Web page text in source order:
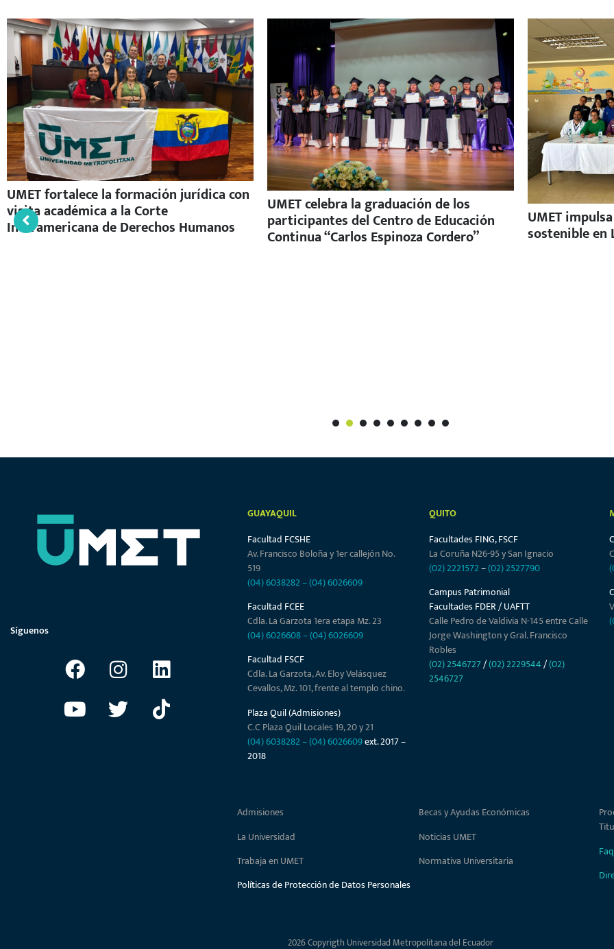
UMET fortalece la formación jurídica con
visita académica a la Corte
Interamericana de Derechos Humanos
UMET celebra la graduación de los
participantes del Centro de Educación
Continua “Carlos Espinoza Cordero”
UMET
sostenible en
1
Síguenos
GUAYAQUIL
Facultad FCSHE
Av. Francisco Boloña y 1er callejón No.
519
(04) 6038282–(04) 6026609
Facultad FCEE
Cdla. La Garzota 1era etapa Mz. 23
(04) 6026608–(04) 6026609
Facultad FSCF
Cdla. La Garzota, Av. Eloy Velásquez
Cevallos, Mz. 101, frente al templo chino.
Plaza Quil (Admisiones)
C.C Plaza Quil Locales 19, 20 y 21
(04) 6038282–(04) 6026609ext. 2017 –
2018
QUITO
Facultades FING, FSCF
La Coruña N26-95 y San Ignacio
(02) 2221572–(02) 2527790
Campus Patrimonial
Facultades FDER / UAFTT
Calle Pedro de Valdivia N-145 entre Calle
Jorge Washington y Gral. Francisco
Robles
(02) 2546727/(02) 2229544/(02)
2546727
Admisiones
La Universidad
Trabaja en UMET
Políticas de Protección de Datos Personales
Becas y Ayudas Económicas
Noticias UMET
Normativa Universitaria
2026 Copyrigth Universidad Metropolitana del Ecuador